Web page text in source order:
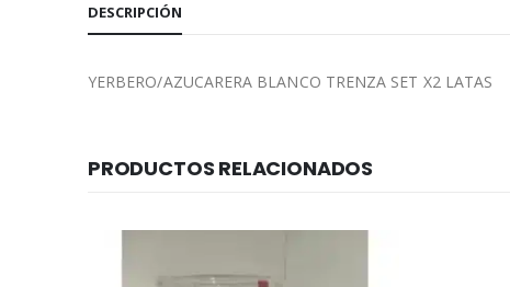
DESCRIPCIÓN
YERBERO/AZUCARERA BLANCO TRENZA SET X2 LATAS
PRODUCTOS RELACIONADOS